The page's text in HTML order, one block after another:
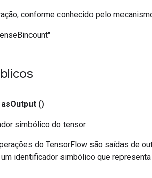
conforme conhecido pelo
asOutput ()
simbólico do tensor.
do TensorFlow são saídas de
identificador simbólico que